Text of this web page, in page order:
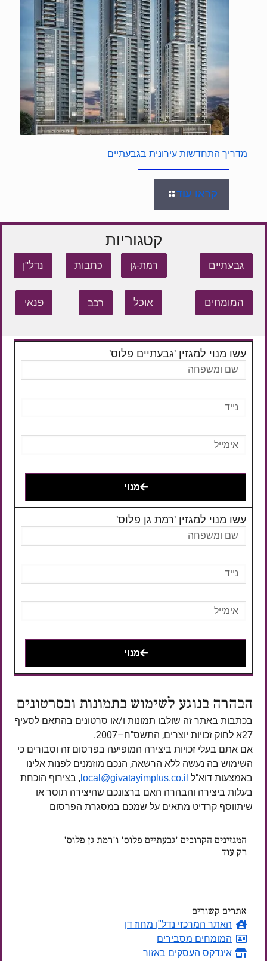
מדריך התחדשות עירונית בגבעתיים
קראו עוד
קטגוריות
גבעתיים רמת-גן כתבות נדל"ן
המומחים אוכל רכב פנאי
עשו מנוי למגזין 'גבעתיים פלוס'
מנוי
עשו מנוי למגזין 'רמת גן פלוס'
מנוי
הבהרה בנוגע לשימוש בתמונות ובסרטונים
בכתבות באתר זה שולבו תמונות ו/או סרטונים בהתאם לסעיף
27א לחוק זכויות יוצרים, התשס"ח–2007.
אם אתם בעלי זכויות ביצירה המופיעה בפרסום זה וסבורים כי
השימוש בה נעשה ללא הרשאה, הנכם מוזמנים לפנות אלינו
באמצעות דוא"ל local@givatayimplus.co.il , בצירוף הוכחת
בעלות ביצירה והבהרה האם ברצונכם שהיצירה תוסר או
שיתווסף קרדיט מתאים על שמכם במסגרת הפרסום
המגזינים הקרובים 'גבעתיים פלוס' ו'רמת גן פלוס'
רק עוד
אתרים קשורים
האתר המרכזי נדל"ן מחוז דן
המומחים מסבירים
אינדקס העסקים באזור